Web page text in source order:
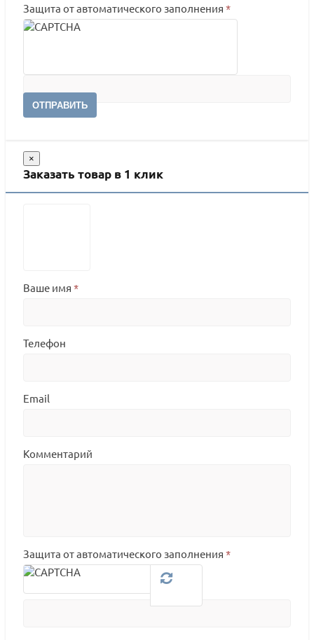
Защита от автоматического заполнения *
ОТПРАВИТЬ
×
Заказать товар в 1 клик
Ваше имя *
Телефон
Email
Комментарий
Защита от автоматического заполнения *